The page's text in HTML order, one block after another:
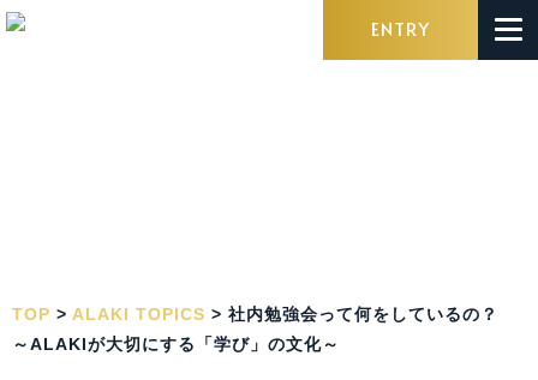
ENTRY
TOP > ALAKI TOPICS > 社内勉強会って何をしているの？
～ALAKIが大切にする「学び」の文化～